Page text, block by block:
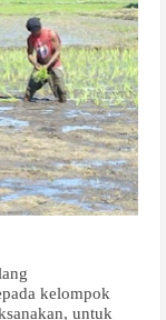
kelompok
untuk